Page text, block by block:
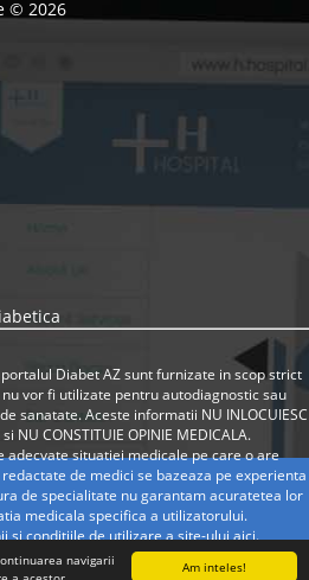
Am inteles!
navigarii
© 2026
Diabet AZ sunt furnizate in scop strict
vor fi utilizate pentru autodiagnostic sau
sanatate. Aceste informatii NU INLOCUIESC
NU CONSTITUIE OPINIE MEDICALA.
adecvate situatiei medicale pe care o are
de medici se bazeaza pe experienta
de specialitate nu garantam acuratetea lor
medicala specifica a utilizatorului.
si conditiile de utilizare a site-uluiaici.